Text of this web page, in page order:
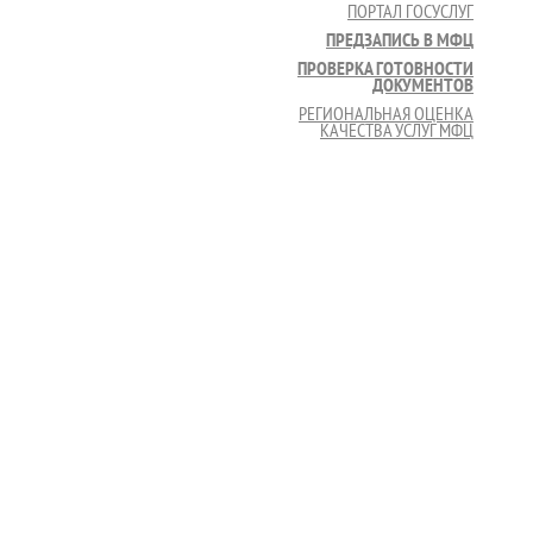
ПОРТАЛ ГОСУСЛУГ
ПРЕДЗАПИСЬ В МФЦ
ПРОВЕРКА ГОТОВНОСТИ
ДОКУМЕНТОВ
РЕГИОНАЛЬНАЯ ОЦЕНКА
КАЧЕСТВА УСЛУГ МФЦ